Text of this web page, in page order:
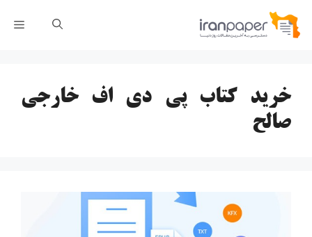
پرش
خرید کتاب پی دی اف خارجی
صالح